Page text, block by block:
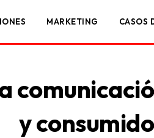
MARKETING CASOS
y